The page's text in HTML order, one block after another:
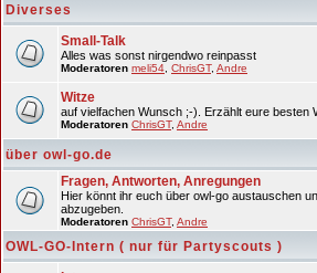
Diverses
Small-Talk
Alles was sonst nirgendwo reinpasst
Moderatoren meli54 ChrisGT, Andre
Witze
auf vielfachen Wunsch ;-). Erzählt eure besten
Moderatoren ChrisGT, Andre
über owl-go.de
Fragen, Antworten, Anregungen
Hier könnt ihr euch über owl-go austauschen
abzugeben.
Moderatoren ChrisGT, Andre
OWL-GO-Intern ( nur für Partyscouts )